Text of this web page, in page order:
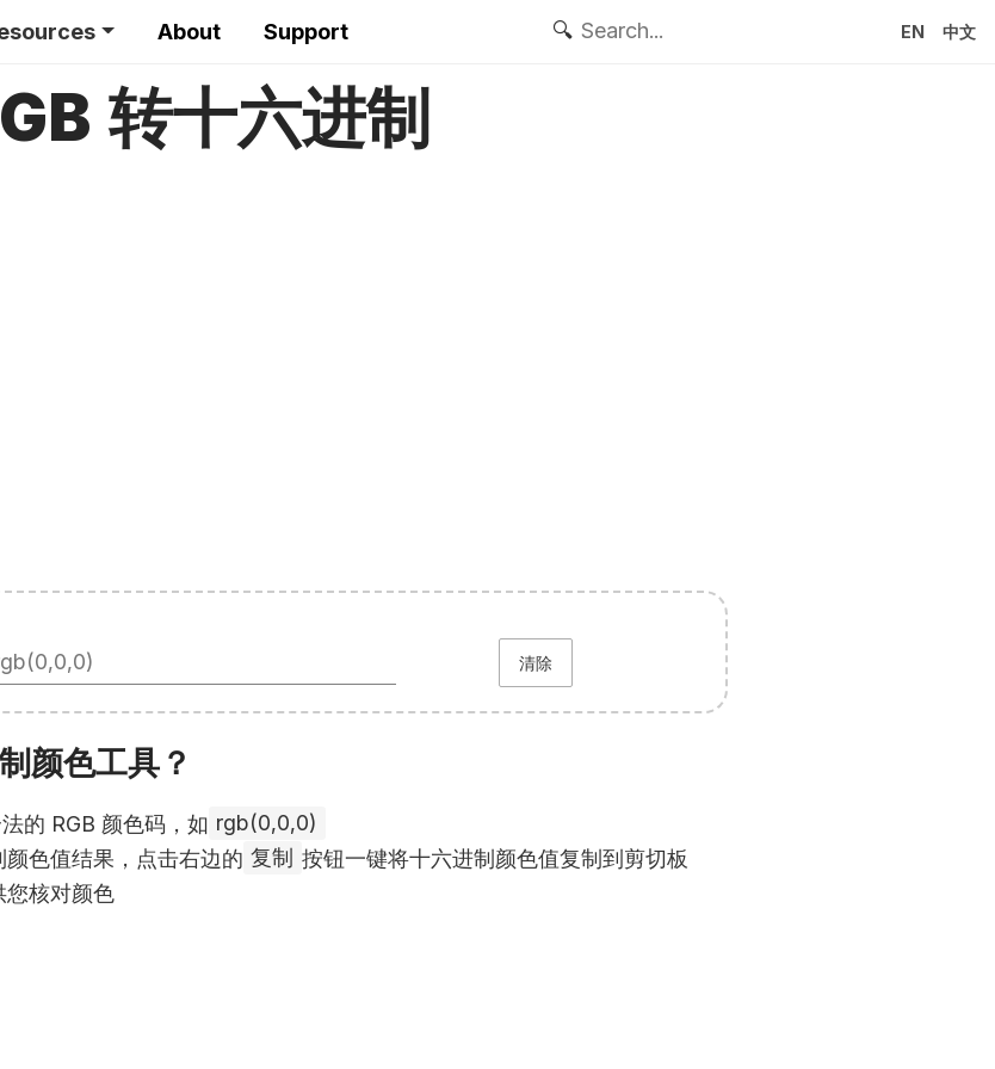
About Support 🔍 EN 中文
转十六进制
清除
颜色工具？
的 RGB 颜色码，如 rgb(0,0,0)
色值结果，点击右边的 复制 按钮一键将十六进制颜色值复制到剪切板
您核对颜色